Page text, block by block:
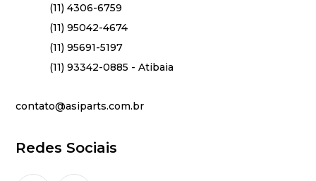
(11) 4306-6759
(11) 95042-4674
(11) 95691-5197
(11) 93342-0885 - Atibaia
contato@asiparts.com.br
Redes Sociais